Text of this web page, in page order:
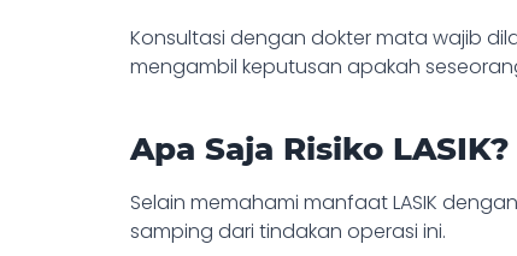
Konsultasi dengan dokter mata wajib
mengambil keputusan apakah
Apa Saja Risiko LASIK?
Selain memahami manfaat LASIK
samping dari tindakan operasi ini.